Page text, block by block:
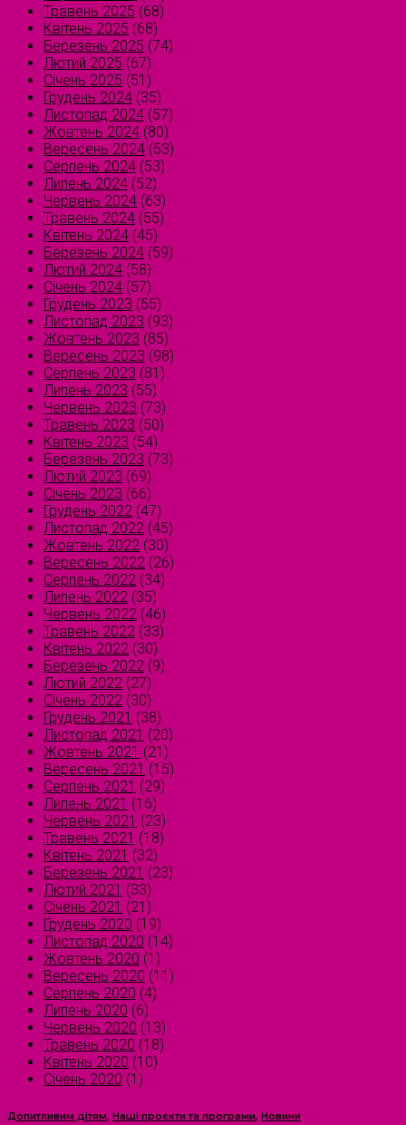
Травень 2025 (68)
Квітень 2025 (68)
Березень 2025 (74)
Лютий 2025 (67)
Січень 2025 (51)
Грудень 2024 (35)
Листопад 2024 (57)
Жовтень 2024 (80)
Вересень 2024 (53)
Серпень 2024 (53)
Липень 2024 (52)
Червень 2024 (63)
Травень 2024 (55)
Квітень 2024 (45)
Березень 2024 (59)
Лютий 2024 (58)
Січень 2024 (57)
Грудень 2023 (55)
Листопад 2023 (93)
Жовтень 2023 (85)
Вересень 2023 (98)
Серпень 2023 (81)
Липень 2023 (55)
Червень 2023 (73)
Травень 2023 (50)
Квітень 2023 (54)
Березень 2023 (73)
Лютий 2023 (69)
Січень 2023 (66)
Грудень 2022 (47)
Листопад 2022 (45)
Жовтень 2022 (30)
Вересень 2022 (26)
Серпень 2022 (34)
Липень 2022 (35)
Червень 2022 (46)
Травень 2022 (33)
Квітень 2022 (30)
Березень 2022 (9)
Лютий 2022 (27)
Січень 2022 (30)
Грудень 2021 (38)
Листопад 2021 (20)
Жовтень 2021 (21)
Вересень 2021 (15)
Серпень 2021 (29)
Липень 2021 (16)
Червень 2021 (23)
Травень 2021 (18)
Квітень 2021 (32)
Березень 2021 (23)
Лютий 2021 (33)
Січень 2021 (21)
Грудень 2020 (19)
Листопад 2020 (14)
Жовтень 2020 (1)
Вересень 2020 (11)
Серпень 2020 (4)
Липень 2020 (6)
Червень 2020 (13)
Травень 2020 (18)
Квітень 2020 (10)
Січень 2020 (1)
Допитливим дітям, Наші проєкти та програми, Новини